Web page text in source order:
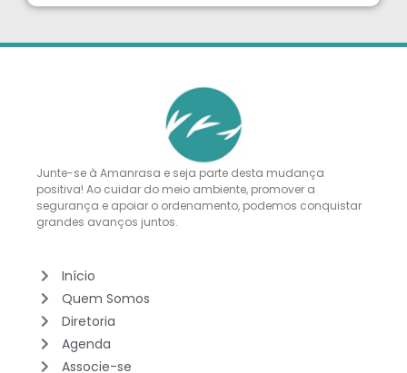
Junte-se à Amanrasa e seja parte desta mudança
positiva! Ao cuidar do meio ambiente, promover a
segurança e apoiar o ordenamento, podemos conquistar
grandes avanços juntos.
Início
Quem Somos
Diretoria
Agenda
Associe-se